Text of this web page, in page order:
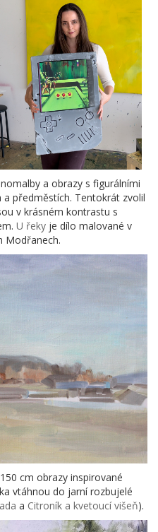
a obrazy s figurálními
a předměstích. Tentokrát zvolil
v krásném kontrastu s
U řeky je dílo malované v
Modřanech.
cm obrazy inspirované
vtáhnou do jarní rozbujelé
a Citroník a kvetoucí višeň).